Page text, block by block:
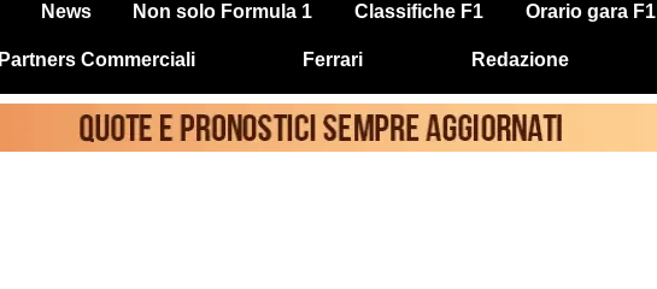
News Non solo Formula 1 Classifiche F1 Orario gara F1
Partners Commerciali Ferrari Redazione